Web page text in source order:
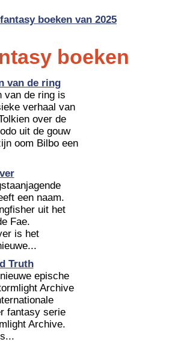
fantasy boeken van 2025
boeken
van de ring
van de ring is
verhaal van
over de
uit de gouw
oom Bilbo een
een naam.
uit het
Fae.
is het
Truth
epische
Archive
fantasy serie
Archive.